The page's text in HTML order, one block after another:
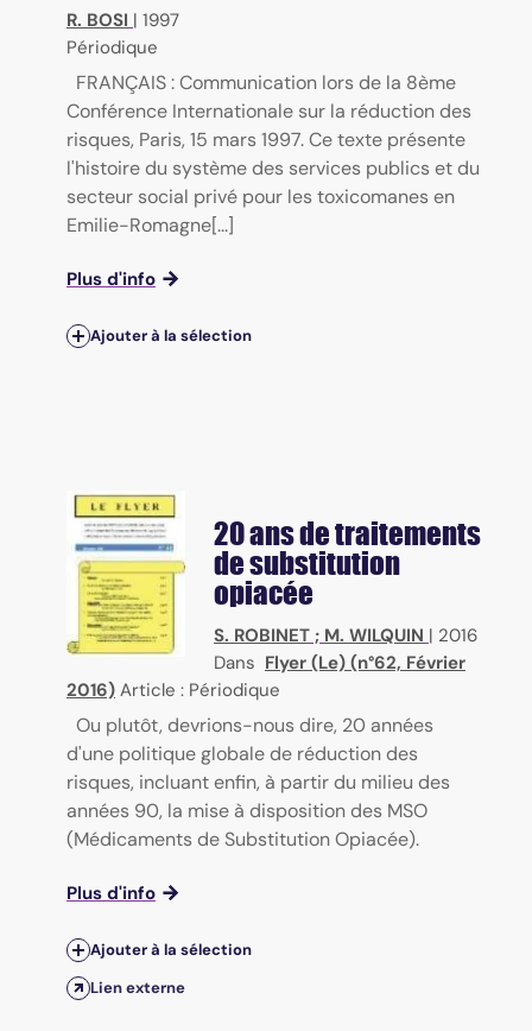
R. BOSI | 1997
Périodique
FRANÇAIS : Communication lors de la 8ème
Conférence Internationale sur la réduction des
risques, Paris, 15 mars 1997. Ce texte présente
l'histoire du système des services publics et du
secteur social privé pour les toxicomanes en
Emilie-Romagne[...]
Plus d'info
Ajouter à la sélection
20 ans de traitements
de substitution
opiacée
S. ROBINET ; M. WILQUIN | 2016
Dans Flyer (Le) (n°62, Février
2016) Article : Périodique
Ou plutôt, devrions-nous dire, 20 années
d'une politique globale de réduction des
risques, incluant enfin, à partir du milieu des
années 90, la mise à disposition des MSO
(Médicaments de Substitution Opiacée).
Plus d'info
Ajouter à la sélection
Lien externe